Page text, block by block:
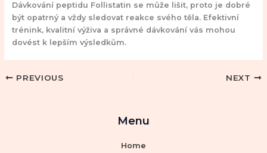
Dávkování peptidu Follistatin se může lišit, proto je dobré
být opatrný a vždy sledovat reakce svého těla. Efektivní
trénink, kvalitní výživa a správné dávkování vás mohou
dovést k lepším výsledkům.
PREVIOUS NEXT
Menu
Home